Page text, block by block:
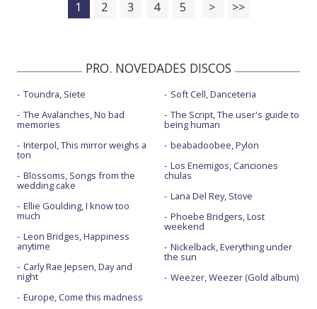
1 2 3 4 5 > >>
PRO. NOVEDADES DISCOS
Toundra, Siete
The Avalanches, No bad
memories
Interpol, This mirror weighs a
ton
Blossoms, Songs from the
wedding cake
Ellie Goulding, I know too
much
Leon Bridges, Happiness
anytime
Carly Rae Jepsen, Day and
night
Europe, Come this madness
Soft Cell, Danceteria
The Script, The user's guide to
being human
beabadoobee, Pylon
Los Enemigos, Canciones
chulas
Lana Del Rey, Stove
Phoebe Bridgers, Lost
weekend
Nickelback, Everything under
the sun
Weezer, Weezer (Gold album)